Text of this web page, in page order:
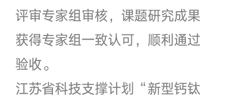
评审专家组审核，课题研究成果
获得专家组一致认可，顺利通过
验收。
江苏省科技支撑计划“新型钙钛